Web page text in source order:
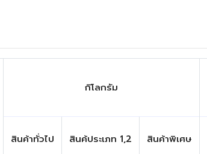
กิโลกรัม
สินค้าทั่วไป สินค้ประเภท 1,2 สินค้าพิเศษ